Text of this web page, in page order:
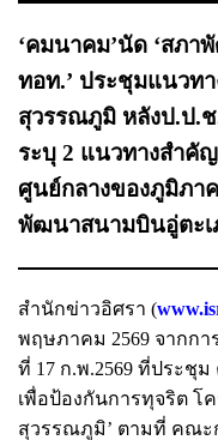
‘คมนาคม’นัด ‘สภา
ทอท.’ ประชุมแนว
สุวรรณภูมิ หลังป.ป.ช
ระบุ 2 แนวทางสำคั
ศูนย์กลางของภูมิภา
พัฒนาสนามบินอู่ตะเ
สำนักข่าวอิศรา (
พฤษภาคม 2569 จากก
ที่ 17 ก.พ.2569 ที่ประชุ
เพื่อป้องกันการทุจริต โ
สุวรรณภูมิ’ ตามที่ คณะ